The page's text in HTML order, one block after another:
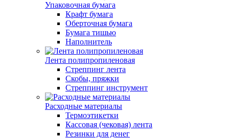
Упаковочная бумага
Крафт бумага
Оберточная бумага
Бумага тишью
Наполнитель
Лента полипропиленовая
Стреппинг лента
Скобы, пряжки
Стреппинг инструмент
Расходные материалы
Термоэтикетки
Кассовая (чековая) лента
Резинки для денег